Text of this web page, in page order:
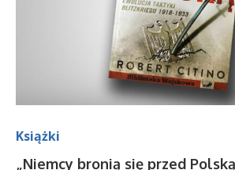
Książki
„Niemcy bronią się przed